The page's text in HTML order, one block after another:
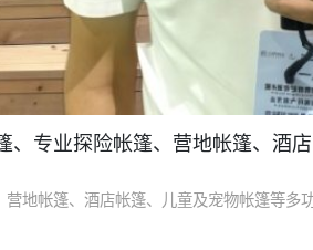
专业探险帐篷、营地帐篷、酒
地帐篷、酒店帐篷、儿童及宠物帐篷等